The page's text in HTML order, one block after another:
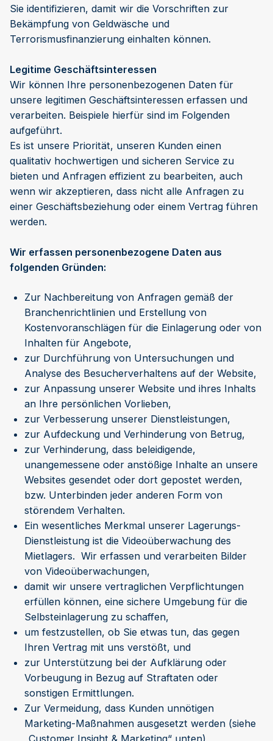
Sie identifizieren, damit wir die Vorschriften zur
Bekämpfung von Geldwäsche und
Terrorismusfinanzierung einhalten können.
Legitime Geschäftsinteressen
Wir können Ihre personenbezogenen Daten für
unsere legitimen Geschäftsinteressen erfassen und
verarbeiten. Beispiele hierfür sind im Folgenden
aufgeführt.
Es ist unsere Priorität, unseren Kunden einen
qualitativ hochwertigen und sicheren Service zu
bieten und Anfragen effizient zu bearbeiten, auch
wenn wir akzeptieren, dass nicht alle Anfragen zu
einer Geschäftsbeziehung oder einem Vertrag führen
werden.
Wir erfassen personenbezogene Daten aus
folgenden Gründen:
Zur Nachbereitung von Anfragen gemäß der
Branchenrichtlinien und Erstellung von
Kostenvoranschlägen für die Einlagerung oder von
Inhalten für Angebote,
zur Durchführung von Untersuchungen und
Analyse des Besucherverhaltens auf der Website,
zur Anpassung unserer Website und ihres Inhalts
an Ihre persönlichen Vorlieben,
zur Verbesserung unserer Dienstleistungen,
zur Aufdeckung und Verhinderung von Betrug,
zur Verhinderung, dass beleidigende,
unangemessene oder anstößige Inhalte an unsere
Websites gesendet oder dort gepostet werden,
bzw. Unterbinden jeder anderen Form von
störendem Verhalten.
Ein wesentliches Merkmal unserer Lagerungs-
Dienstleistung ist die Videoüberwachung des
Mietlagers. Wir erfassen und verarbeiten Bilder
von Videoüberwachungen,
damit wir unsere vertraglichen Verpflichtungen
erfüllen können, eine sichere Umgebung für die
Selbsteinlagerung zu schaffen,
um festzustellen, ob Sie etwas tun, das gegen
Ihren Vertrag mit uns verstößt, und
zur Unterstützung bei der Aufklärung oder
Vorbeugung in Bezug auf Straftaten oder
sonstigen Ermittlungen.
Zur Vermeidung, dass Kunden unnötigen
Marketing-Maßnahmen ausgesetzt werden (siehe
„Customer Insight & Marketing“ unten)